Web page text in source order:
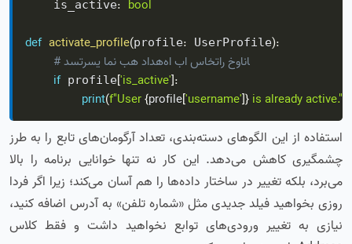
    is_active
: bool
def activate_profile(profile: UserProfile):
# دسترسی امن به داده‌ها با ساختار خوانا
if profile['is_active']:
print(f"User {profile['username']} is already active."
استفاده از این الگوهای دسته‌بندی، تعداد آرگومان‌های تابع را به طرز
چشمگیری کاهش می‌دهد. این کار نه تنها خوانایی برنامه را بالا
می‌برد، بلکه تغییر در ساختار داده‌ها را هم آسان می‌کند؛ زیرا اگر فردا
روزی بخواهید فیلد جدیدی مثل «شماره تلفن» به آدرس اضافه کنید،
نیازی به تغییر ورودی‌های توابع نخواهید داشت و فقط کلاس